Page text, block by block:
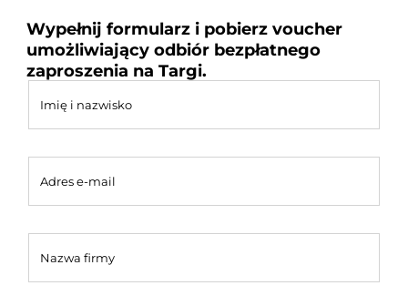
Wypełnij formularz i pobierz voucher
umożliwiający odbiór bezpłatnego
zaproszenia na Targi.